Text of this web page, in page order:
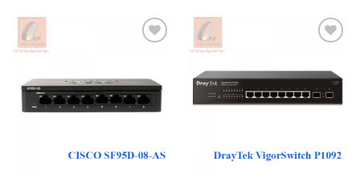
Add to
wishlist
Add to
wishlist